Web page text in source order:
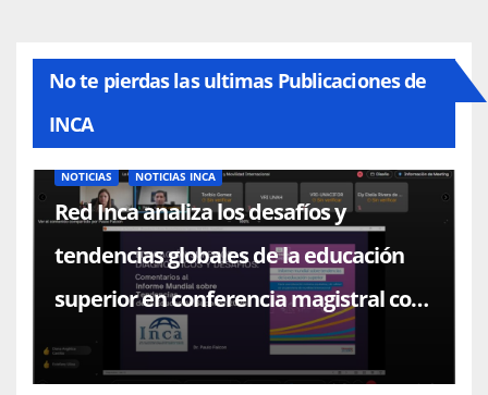
No te pierdas las ultimas Publicaciones de
INCA
NOTICIAS NOTICIAS INCA
Red Inca analiza los desafíos y
tendencias globales de la educación
superior en conferencia magistral con
el Dr. Paulo Falcón